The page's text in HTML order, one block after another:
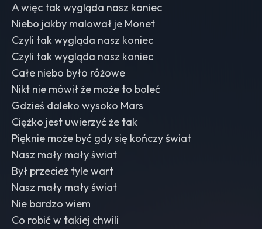
A więc tak wygląda nasz koniec
Niebo jakby malował je Monet
Czyli tak wygląda nasz koniec
Czyli tak wygląda nasz koniec
Całe niebo było różowe
Nikt nie mówił że może to boleć
Gdzieś daleko wysoko Mars
Ciężko jest uwierzyć że tak
Pięknie może być gdy się kończy świat
Nasz mały mały świat
Był przecież tyle wart
Nasz mały mały świat
Nie bardzo wiem
Co robić w takiej chwili